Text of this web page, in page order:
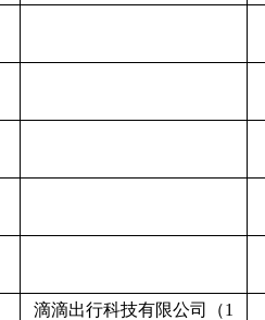
滴滴出行科技有限公司（1